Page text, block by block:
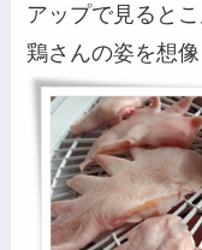
アップで見ると
鶏さんの姿を想